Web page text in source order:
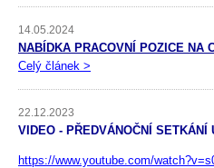
14.05.2024
NABÍDKA PRACOVNÍ POZICE NA
Celý článek >
22.12.2023
VIDEO - PŘEDVÁNOČNÍ SETKÁNÍ
https://www.youtube.com/